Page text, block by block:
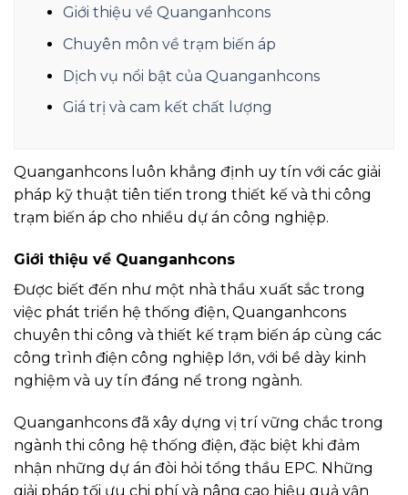
Giới thiệu về Quanganhcons
Chuyên môn về trạm biến áp
Dịch vụ nổi bật của Quanganhcons
Giá trị và cam kết chất lượng
Quanganhcons luôn khẳng định uy tín với các giải
pháp kỹ thuật tiên tiến trong thiết kế và thi công
trạm biến áp cho nhiều dự án công nghiệp.
Giới thiệu về Quanganhcons
Được biết đến như một nhà thầu xuất sắc trong
việc phát triển hệ thống điện, Quanganhcons
chuyên thi công và thiết kế trạm biến áp cùng các
công trình điện công nghiệp lớn, với bề dày kinh
nghiệm và uy tín đáng nể trong ngành.
Quanganhcons đã xây dựng vị trí vững chắc trong
ngành thi công hệ thống điện, đặc biệt khi đảm
nhận những dự án đòi hỏi tổng thầu EPC. Những
giải pháp tối ưu chi phí và nâng cao hiệu quả vận